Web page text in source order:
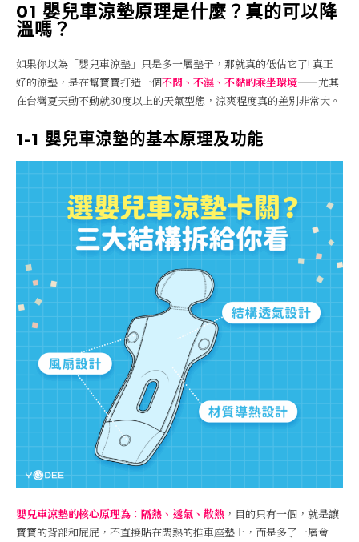
01 嬰兒車涼墊原理是什麼？真的可以降
溫嗎？
如果你以為「嬰兒車涼墊」只是多一層墊子，那就真的低估它了! 真正
好的涼墊，是在幫寶寶打造一個不悶、不濕、不黏的乘坐環境——尤其
在台灣夏天動不動就30度以上的天氣型態，涼爽程度真的差別非常大。
1-1 嬰兒車涼墊的基本原理及功能
嬰兒車涼墊的核心原理為：隔熱、透氣、散熱 ，目的只有一個，就是讓
寶寶的背部和屁屁，不直接貼在悶熱的推車座墊上，而是多了一層會